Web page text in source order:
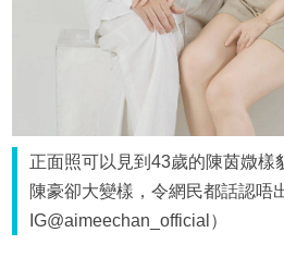
正面照可以見到43歲的陳茵媺樣
陳豪卻大變樣，令網民都話認唔
IG@aimeechan_official）